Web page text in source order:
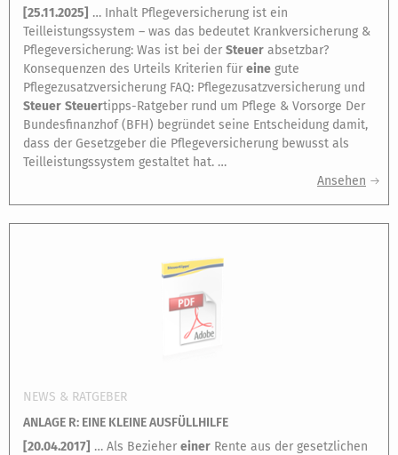
[25.11.2025] … Inhalt Pflegeversicherung ist ein
Teilleistungssystem – was das bedeutet Krankversicherung &
Pflegeversicherung: Was ist bei der Steuer absetzbar?
Konsequenzen des Urteils Kriterien für eine gute
Pflegezusatzversicherung FAQ: Pflegezusatzversicherung und
Steuer Steuertipps-Ratgeber rund um Pflege & Vorsorge Der
Bundesfinanzhof (BFH) begründet seine Entscheidung damit,
dass der Gesetzgeber die Pflegeversicherung bewusst als
Teilleistungssystem gestaltet hat. …
Ansehen
NEWS & RATGEBER
ANLAGE R: EINE KLEINE AUSFÜLLHILFE
[20.04.2017] … Als Bezieher einer Rente aus der gesetzlichen